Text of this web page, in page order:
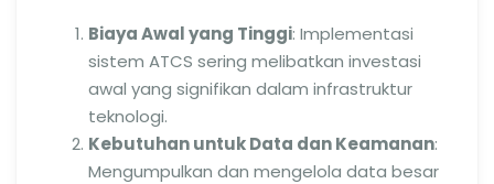
Biaya Awal yang Tinggi: Implementasi
sistem ATCS sering melibatkan investasi
awal yang signifikan dalam infrastruktur
teknologi.
Kebutuhan untuk Data dan Keamanan:
Mengumpulkan dan mengelola data besar